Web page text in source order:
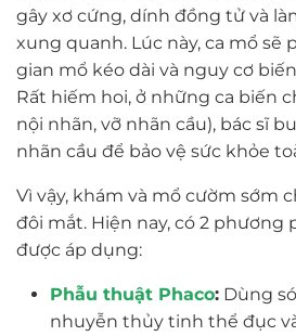
gây xơ cứng, dính đồng tử và
xung quanh. Lúc này, ca mổ sẽ
gian mổ kéo dài và nguy cơ
Rất hiếm hoi, ở những ca biến
nội nhãn, vỡ nhãn cầu), bác sĩ
nhãn cầu để bảo vệ sức khỏe
Vì vậy, khám và mổ cườm sớm
đôi mắt. Hiện nay, có 2
được áp dụng:
Phẫu thuật Phaco:Dùng
nhuyễn thủy tinh thể đục